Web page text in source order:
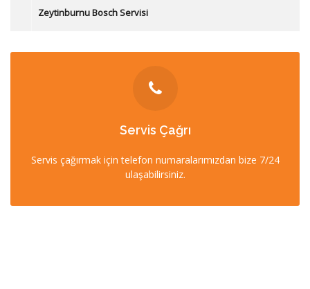
Zeytinburnu Bosch Servisi
Servis Çağrı
Servis çağırmak için telefon numaralarımızdan bize 7/24
ulaşabilirsiniz.
İLETİŞİM
0212 358 57 57
0532 403 22 00 (7/24)